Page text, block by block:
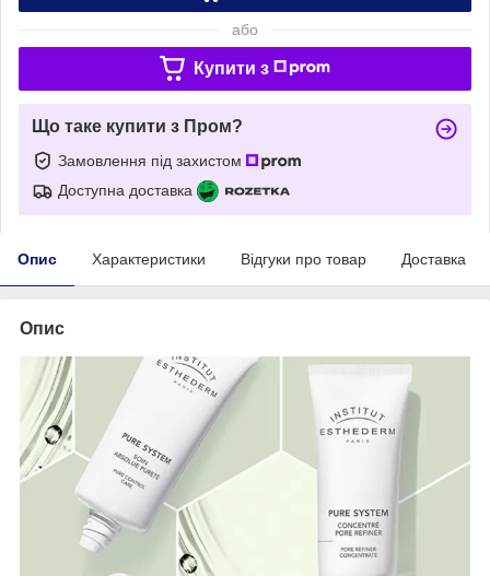
або
Купити з
Що таке купити з Пром?
Замовлення під захистом
Доступна доставка
Опис Характеристики Відгуки про товар Доставка
Опис